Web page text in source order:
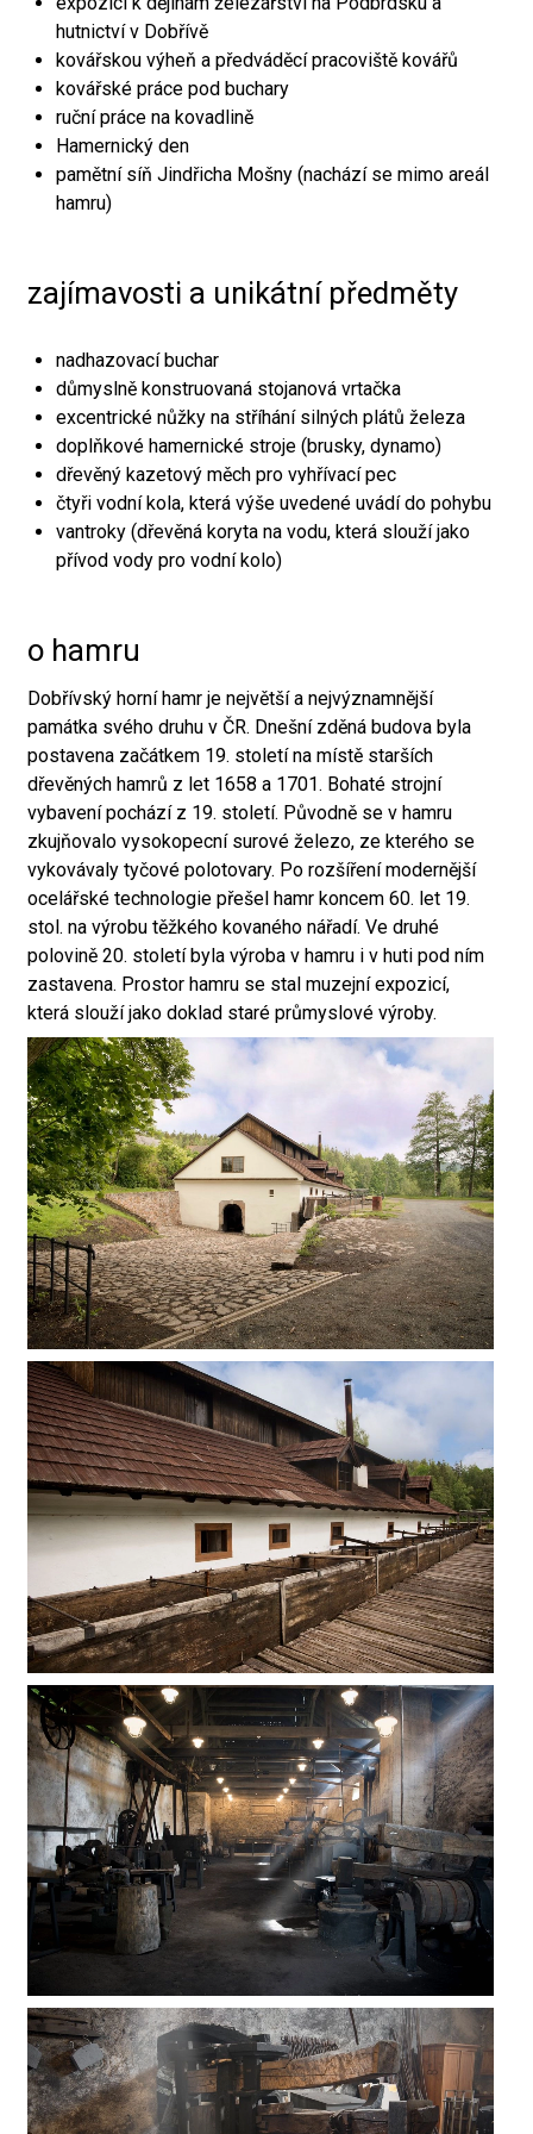
hutnictví v Dobřívě
kovářskou výheň a předváděcí pracoviště kovářů
kovářské práce pod buchary
ruční práce na kovadlině
Hamernický den
pamětní síň Jindřicha Mošny (nachází se mimo areál
hamru)
zajímavosti a unikátní předměty
nadhazovací buchar
důmyslně konstruovaná stojanová vrtačka
excentrické nůžky na stříhání silných plátů železa
doplňkové hamernické stroje (brusky, dynamo)
dřevěný kazetový měch pro vyhřívací pec
čtyři vodní kola, která výše uvedené uvádí do pohybu
vantroky (dřevěná koryta na vodu, která slouží jako
přívod vody pro vodní kolo)
o hamru
Dobřívský horní hamr je největší a nejvýznamnější
památka svého druhu v ČR. Dnešní zděná budova byla
postavena začátkem 19. století na místě starších
dřevěných hamrů z let 1658 a 1701. Bohaté strojní
vybavení pochází z 19. století. Původně se v hamru
zkujňovalo vysokopecní surové železo, ze kterého se
vykovávaly tyčové polotovary. Po rozšíření modernější
ocelářské technologie přešel hamr koncem 60. let 19.
stol. na výrobu těžkého kovaného nářadí. Ve druhé
polovině 20. století byla výroba v hamru i v huti pod ním
zastavena. Prostor hamru se stal muzejní expozicí,
která slouží jako doklad staré průmyslové výroby.